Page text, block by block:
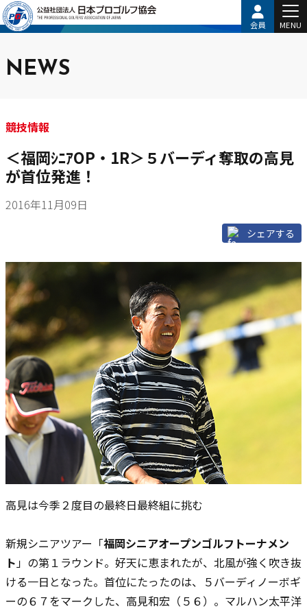
会員 MENU
NEWS
競技情報
＜福岡ｼﾆｱOP・1R＞５バーディ奪取の高見
が首位発進！
2016年11月09日
シェアする
高見は今季２度目の最終日最終組に挑む
新規シニアツアー「福岡シニアオープンゴルフトーナメン
ト」の第１ラウンド。好天に恵まれたが、北風が強く吹き抜
ける一日となった。首位にたったのは、５バーディノーボギ
ーの６７をマークした、高見和宏（５６）。マルハン太平洋